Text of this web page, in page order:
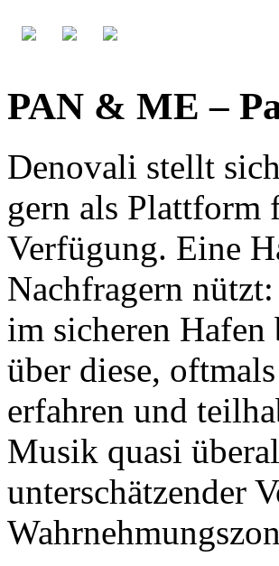
PAN & ME –
Denovali stellt
gern als Plattform
Verfügung. Eine
Nachfragern
im sicheren Hafen
über diese,
erfahren und
Musik quasi
unterschätzender